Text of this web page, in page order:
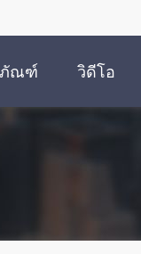
ณฑ์ วิดีโอ